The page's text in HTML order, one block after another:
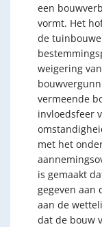
een
vormt. Het
de
weigering
vermeende
invloedsfeer
met het
is gemaakt
gegeven aan
aan de
dat de bouw